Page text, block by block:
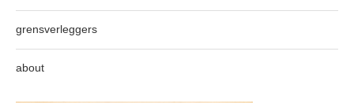
grensverleggers
about